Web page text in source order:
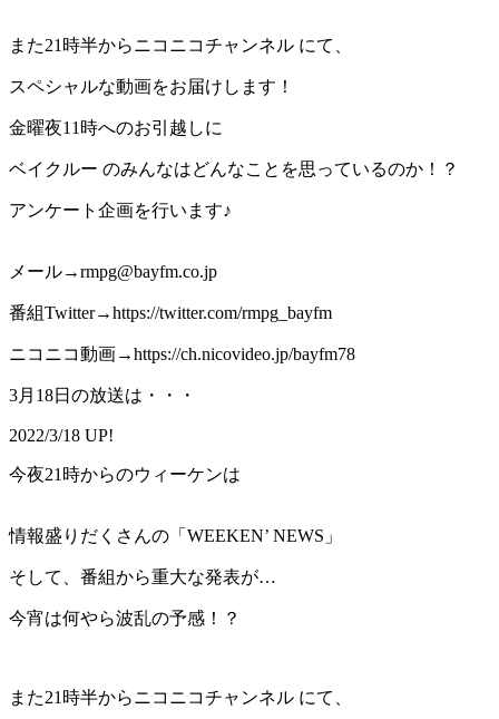
また21時半からニコニコチャンネル にて、
スペシャルな動画をお届けします！
金曜夜11時へのお引越しに
ベイクルー のみんなはどんなことを思っているのか！？
アンケート企画を行います♪
メール→rmpg@bayfm.co.jp
番組Twitter→https://twitter.com/rmpg_bayfm
ニコニコ動画→https://ch.nicovideo.jp/bayfm78
3月18日の放送は・・・
2022/3/18 UP!
今夜21時からのウィーケンは
情報盛りだくさんの「WEEKEN’ NEWS」
そして、番組から重大な発表が…
今宵は何やら波乱の予感！？
また21時半からニコニコチャンネル にて、